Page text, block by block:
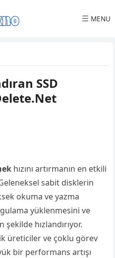
☰ MENU
SSD
hızını artırmanın en etkili
sabit disklerin
okuma ve yazma
yüklenmesini ve
hızlandırıyor.
üreticiler ve çoklu görev
bir performans artışı